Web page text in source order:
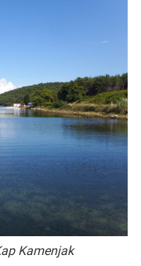
Kamenjak